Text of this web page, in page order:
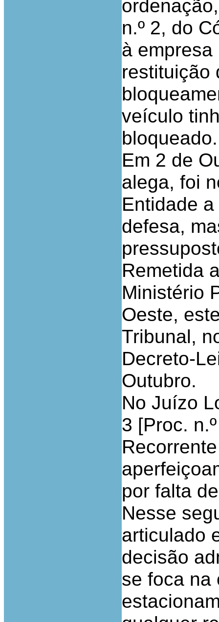
n.º 2, do
à empresa
restituição
veículo
bloqueado.
Em 2 de
alega, foi
Entidade
defesa,
Remetida
Ministério
Oeste,
Tribunal,
Decreto-
Outubro.
No Juízo
3 [Proc.
por falta
Nesse
articulado
decisão
se foca na